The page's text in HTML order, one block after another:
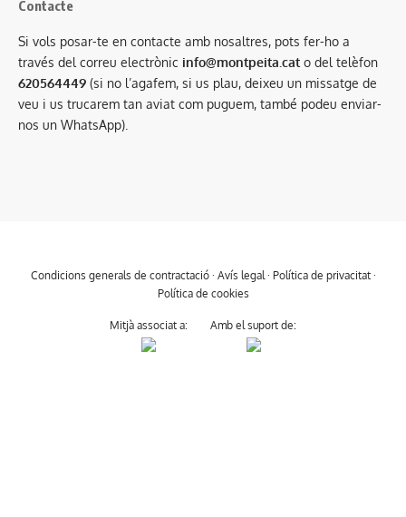
Contacte
Si vols posar-te en contacte amb nosaltres, pots fer-ho a
través del correu electrònic info@montpeita.cato del telèfon
620564449 (si no l’agafem, si us plau, deixeu un missatge de
veu i us trucarem tan aviat com puguem, també podeu enviar-
nos un WhatsApp).
Condicions generals de contractació· Avís legal· Política de privacitat·
Política de cookies
Mitjà associat a: Amb el suport de: